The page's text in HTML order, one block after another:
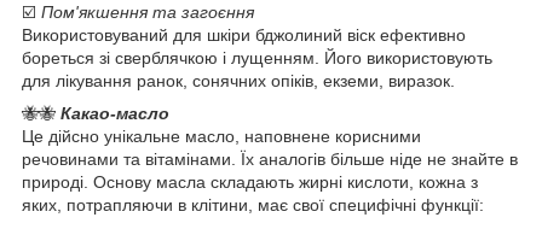
☑️ Пом'якшення та загоєння
Використовуваний для шкіри бджолиний віск ефективно
бореться зі сверблячкою і лущенням. Його використовують
для лікування ранок, сонячних опіків, екземи, виразок.
🐝🐝 Какао-масло
Це дійсно унікальне масло, наповнене корисними
речовинами та вітамінами. Їх аналогів більше ніде не знайте в
природі. Основу масла складають жирні кислоти, кожна з
яких, потрапляючи в клітини, має свої специфічні функції: